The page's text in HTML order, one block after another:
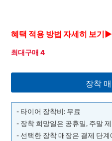
혜택 적용 방법 자세히 보기▶
최대구매 4
장착
- 타이어 장착비: 무료
- 장착 희망일은 공휴일, 주말
- 선택한 장착 매장은 결제 단